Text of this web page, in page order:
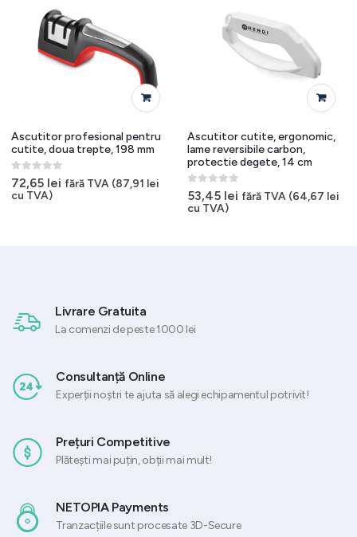
Ascutitor profesional pentru
cutite, doua trepte, 198 mm
0out of 5
72,65 lei fără TVA (87,91 lei
cu TVA)
Ascutitor cutite, ergonomic,
lame reversibile carbon,
protectie degete, 14 cm
0out of 5
53,45 lei fără TVA (64,67 lei
cu TVA)
Livrare Gratuita
La comenzi de peste 1000 lei
Consultanță Online
Experții noștri te ajuta să alegi echipamentul potrivit!
Prețuri Competitive
Plătești mai puțin, obții mai mult!
NETOPIA Payments
Tranzacțiile sunt procesate 3D-Secure